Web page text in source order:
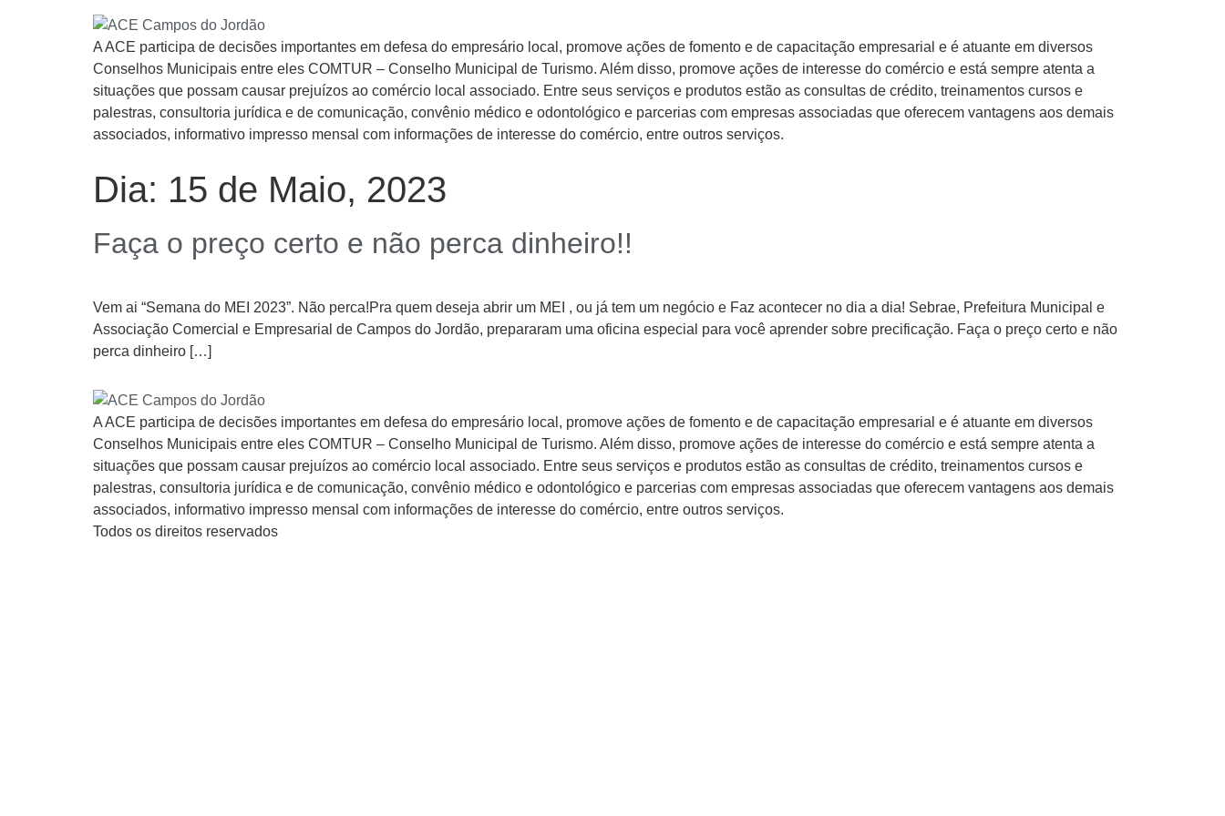
A ACE participa de decisões importantes em defesa do empresário local, promove ações de fomento e de capacitação empresarial e é atuante em diversos
Conselhos Municipais entre eles COMTUR – Conselho Municipal de Turismo. Além disso, promove ações de interesse do comércio e está sempre atenta a
situações que possam causar prejuízos ao comércio local associado. Entre seus serviços e produtos estão as consultas de crédito, treinamentos cursos e
palestras, consultoria jurídica e de comunicação, convênio médico e odontológico e parcerias com empresas associadas que oferecem vantagens aos demais
associados, informativo impresso mensal com informações de interesse do comércio, entre outros serviços.
Dia: 15 de Maio, 2023
Faça o preço certo e não perca dinheiro!!
Vem ai “Semana do MEI 2023”. Não perca!Pra quem deseja abrir um MEI , ou já tem um negócio e Faz acontecer no dia a dia! Sebrae, Prefeitura Municipal e
Associação Comercial e Empresarial de Campos do Jordão, prepararam uma oficina especial para você aprender sobre precificação. Faça o preço certo e não
perca dinheiro […]
A ACE participa de decisões importantes em defesa do empresário local, promove ações de fomento e de capacitação empresarial e é atuante em diversos
Conselhos Municipais entre eles COMTUR – Conselho Municipal de Turismo. Além disso, promove ações de interesse do comércio e está sempre atenta a
situações que possam causar prejuízos ao comércio local associado. Entre seus serviços e produtos estão as consultas de crédito, treinamentos cursos e
palestras, consultoria jurídica e de comunicação, convênio médico e odontológico e parcerias com empresas associadas que oferecem vantagens aos demais
associados, informativo impresso mensal com informações de interesse do comércio, entre outros serviços.
Todos os direitos reservados